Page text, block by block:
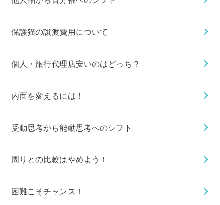
保護猫の譲渡費用について
個人・旅行代理店安いのはどっち？
内面を変えるには！
受動思考から能動思考へのシフト
周りとの比較はやめよう！
困難こそチャンス！